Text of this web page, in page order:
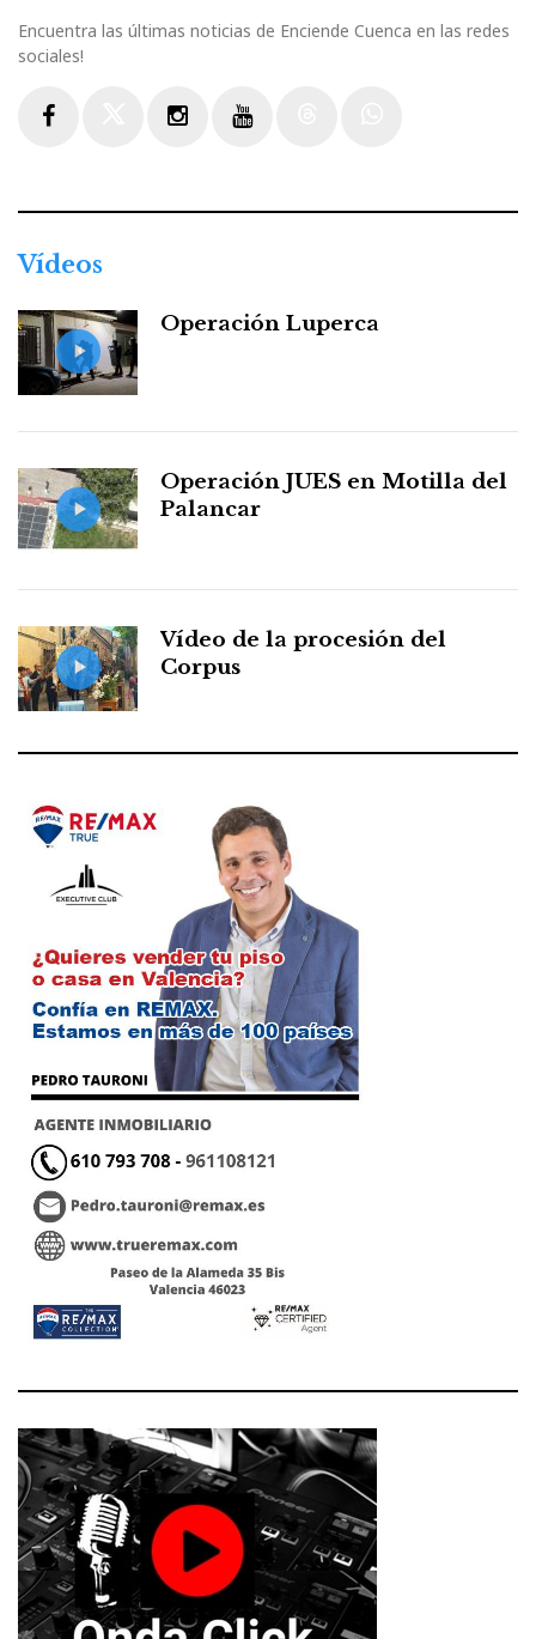
Encuentra las últimas noticias de Enciende Cuenca en las redes
sociales!
Vídeos
Operación Luperca
Operación JUES en Motilla del
Palancar
Vídeo de la procesión del
Corpus